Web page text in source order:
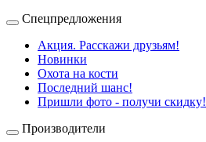
Спецпредложения
Акция. Расскажи друзьям!
Новинки
Охота на кости
Последний шанс!
Пришли фото - получи скидку!
Производители